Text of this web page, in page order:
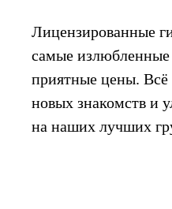
Лицензированные
самые
приятные цены. Всё
новых знакомств и
на наших лучших